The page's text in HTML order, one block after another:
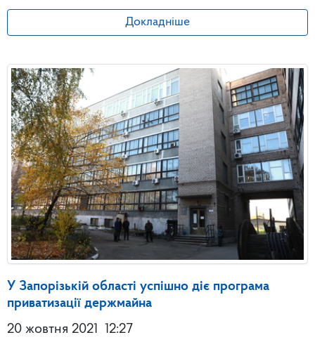
Докладніше
У Запорізькій області успішно діє програма
приватизації держмайна
20 жовтня 2021
12:27